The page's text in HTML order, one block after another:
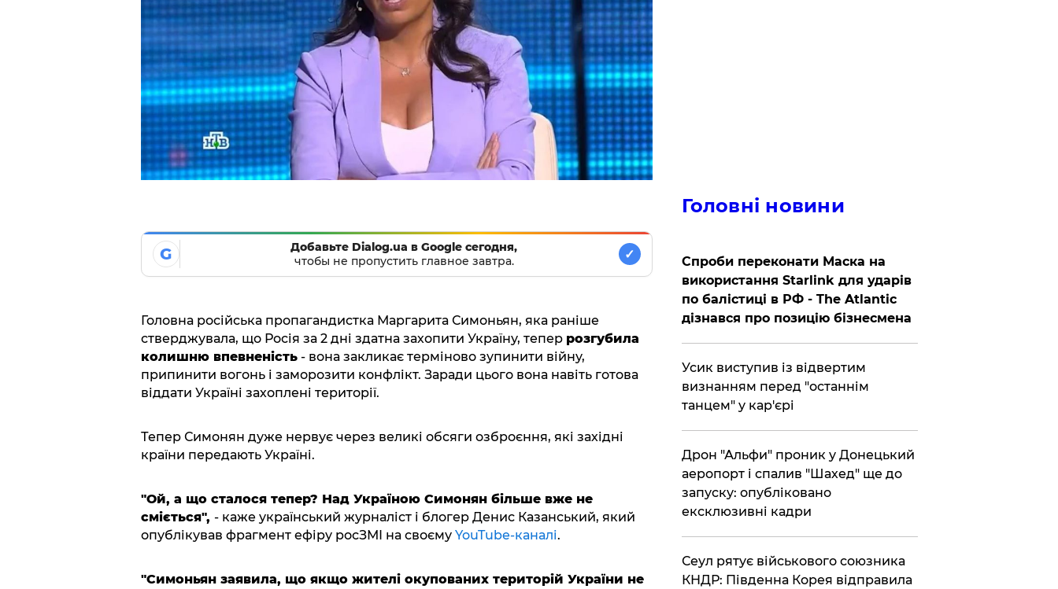
G
Добавьте Dialog.ua в Google сегодня,
чтобы не пропустить главное завтра.
✓
Головна російська пропагандистка Маргарита Симоньян, яка раніше
стверджувала, що Росія за 2 дні здатна захопити Україну, тепер розгубила
колишню впевненість- вона закликає терміново зупинити війну,
припинити вогонь і заморозити конфлікт. Заради цього вона навіть готова
віддати Україні захоплені території.
Тепер Симонян дуже нервує через великі обсяги озброєння, які західні
країни передають Україні.
"Ой, а що сталося тепер? Над Україною Симонян більше вже не
сміється", - каже український журналіст і блогер Денис Казанський, який
опублікував фрагмент ефіру росЗМІ на своєму YouTube-каналі.
"Симоньян заявила, що якщо жителі окупованих територій України не
Головні новини
​Спроби переконати Маска на
використання Starlink для ударів
по балістиці в РФ - The Atlantic
дізнався про позицію бізнесмена
​Усик виступив із відвертим
визнанням перед "останнім
танцем" у кар'єрі
​Дрон "Альфи" проник у Донецький
аеропорт і спалив "Шахед" ще до
запуску: опубліковано
ексклюзивні кадри
​Сеул рятує військового союзника
КНДР: Південна Корея відправила